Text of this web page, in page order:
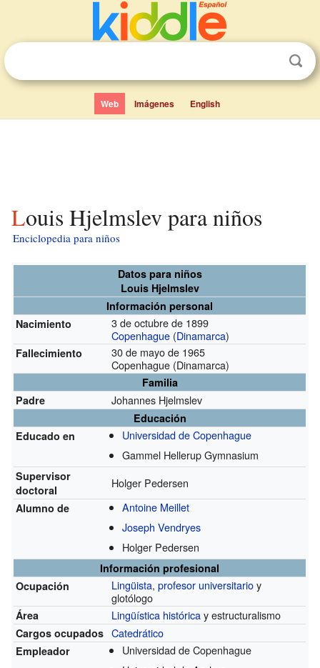
Web Imágenes English
Louis Hjelmslev para niños
Enciclopedia para niños
Datos para niños
Louis Hjelmslev
Información personal
Nacimiento
3 de octubre de 1899
Copenhague (Dinamarca)
Fallecimiento
30 de mayo de 1965
Copenhague (Dinamarca)
Familia
Padre
Johannes Hjelmslev
Educación
Educado en
Universidad de Copenhague
Gammel Hellerup Gymnasium
Supervisor
doctoral
Holger Pedersen
Alumno de
Antoine Meillet
Joseph Vendryes
Holger Pedersen
Información profesional
Ocupación
Lingüista,profesor universitarioy
glotólogo
Área Lingüística históricay estructuralismo
Cargos ocupados Catedrático
Empleador
Universidad de Copenhague